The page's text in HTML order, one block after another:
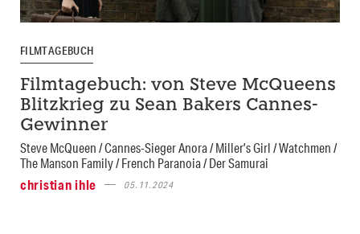
FILMTAGEBUCH
Filmtagebuch: von Steve McQueens
Blitzkrieg zu Sean Bakers Cannes-
Gewinner
Steve McQueen / Cannes-Sieger Anora / Miller’s Girl / Watchmen /
The Manson Family / French Paranoia / Der Samurai
christian ihle
05.11.2024